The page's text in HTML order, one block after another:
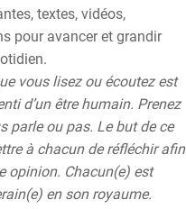
textes, vidéos,
pour avancer et grandir
vous lisez ou écoutez est
d’un être humain. Prenez
parle ou pas. Le but de ce
à chacun de réfléchir afin
opinion. Chacun(e) est
en son royaume.